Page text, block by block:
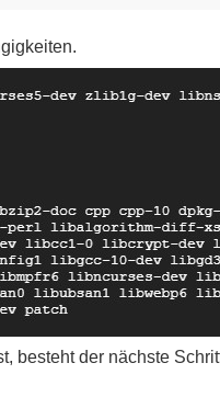
der nächste